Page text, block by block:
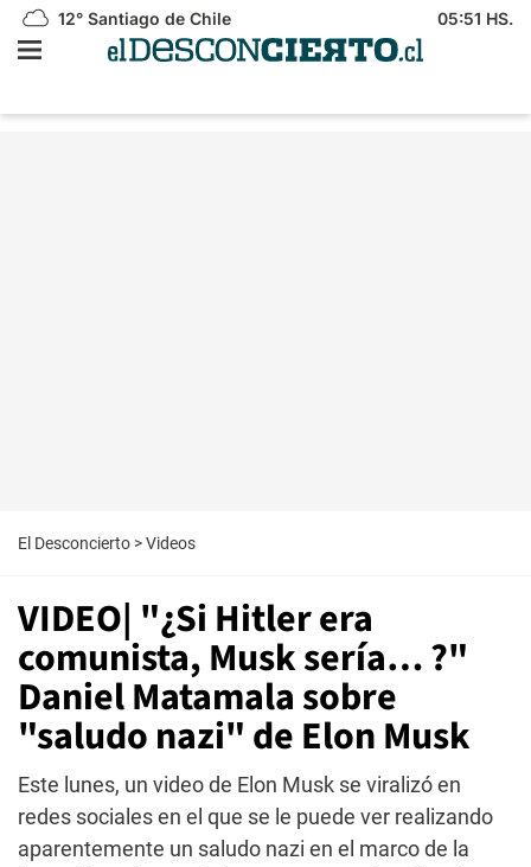
12° Santiago de Chile 05:51 HS.
El Desconcierto >Videos
VIDEO| "¿Si Hitler era
comunista, Musk sería… ?"
Daniel Matamala sobre
"saludo nazi" de Elon Musk
Este lunes, un video de Elon Musk se viralizó en
redes sociales en el que se le puede ver realizando
aparentemente un saludo nazi en el marco de la